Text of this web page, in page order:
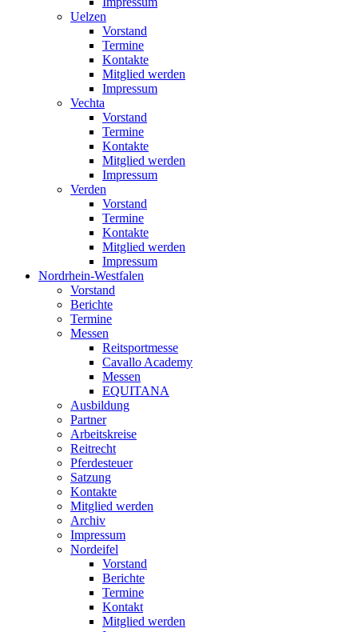
Uelzen
Vorstand
Termine
Kontakte
Mitglied werden
Impressum
Vechta
Vorstand
Termine
Kontakte
Mitglied werden
Impressum
Verden
Vorstand
Termine
Kontakte
Mitglied werden
Impressum
Nordrhein-Westfalen
Vorstand
Berichte
Termine
Messen
Reitsportmesse
Cavallo Academy
Messen
EQUITANA
Ausbildung
Partner
Arbeitskreise
Reitrecht
Pferdesteuer
Satzung
Kontakte
Mitglied werden
Archiv
Impressum
Nordeifel
Vorstand
Berichte
Termine
Kontakt
Mitglied werden